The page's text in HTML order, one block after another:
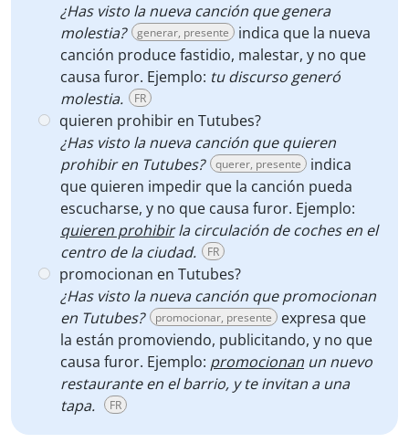
¿Has visto la nueva canción que genera
molestia? generar, presente
indica que la nueva
canción produce fastidio, malestar, y no que
causa furor. Ejemplo: tu discurso generó
molestia.
FR
quieren prohibir en Tutubes?
¿Has visto la nueva canción que quieren
prohibir en Tutubes? querer, presente
indica
que quieren impedir que la canción pueda
escucharse, y no que causa furor. Ejemplo:
quieren prohibirla circulación de coches en el
centro de la ciudad.
FR
promocionan en Tutubes?
¿Has visto la nueva canción que promocionan
en Tutubes?
promocionar, presente
expresa que
la están promoviendo, publicitando, y no que
causa furor. Ejemplo: promocionan un nuevo
restaurante en el barrio, y te invitan a una
tapa.
FR